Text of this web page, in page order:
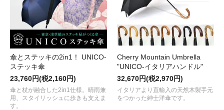
傘とステッキの2in1！ UNICO-
ステッキ傘
23,760円(税2,160円)
傘と杖が融合した2in1仕様。晴雨兼
用、スタイリッシュに歩きも支えま
す。
Cherry Mountain Umbrella
"UNICO-イタリアハンドル"
32,670円(税2,970円)
イタリアより直輸入の天然木製手元
をつかった紳士洋傘です。